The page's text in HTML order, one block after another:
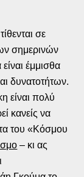
σε
σημερινών
έμμισθα
δυνατοτήτων.
είναι πολύ
κανείς να
του «Κόσμου
– κι ας